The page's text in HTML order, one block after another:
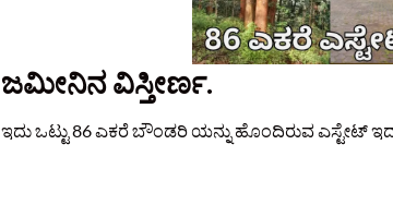
ಜಮೀನಿನ ವಿಸ್ತೀರ್ಣ.
ಇದು ಒಟ್ಟು 86 ಎಕರೆ ಬೌಂಡರಿ ಯನ್ನು ಹೊಂದಿರುವ ಎಸ್ಟೇಟ್